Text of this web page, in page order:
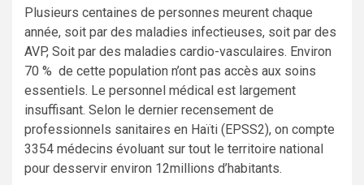
Plusieurs centaines de personnes meurent chaque
année, soit par des maladies infectieuses, soit par des
AVP, Soit par des maladies cardio-vasculaires. Environ
70 % de cette population n’ont pas accès aux soins
essentiels. Le personnel médical est largement
insuffisant. Selon le dernier recensement de
professionnels sanitaires en Haïti (EPSS2), on compte
3354 médecins évoluant sur tout le territoire national
pour desservir environ 12millions d’habitants.